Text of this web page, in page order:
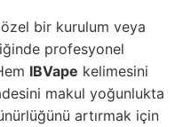
bir kurulum veya
profesyonel
IBVape kelimesini
makul yoğunlukta
artırmak için